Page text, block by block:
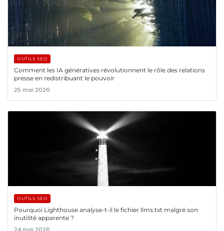
OUTILS SEO
Comment les IA génératives révolutionnent le rôle des relations
presse en redistribuant le pouvoir
25 mai 2026
OUTILS SEO
Pourquoi Lighthouse analyse-t-il le fichier llms.txt malgré son
inutilité apparente ?